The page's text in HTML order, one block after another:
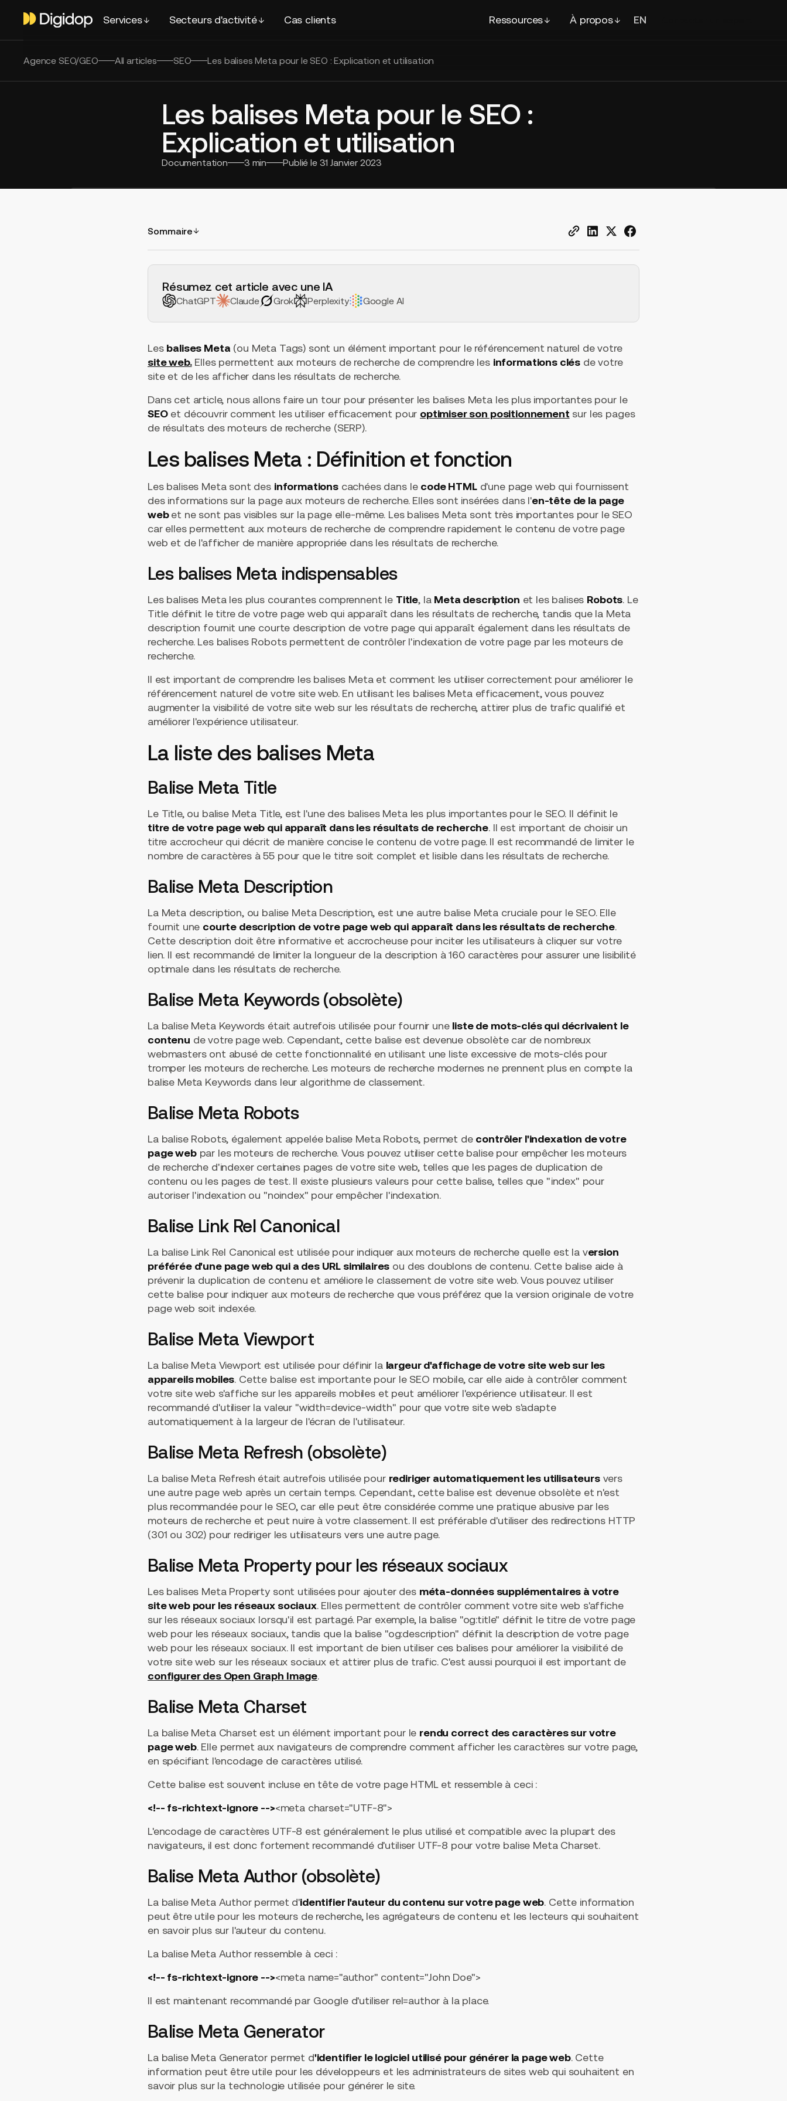
Services Secteurs d'activité Cas clients Ressources À propos EN
Agence SEO/GEO All articles SEO Les balises Meta pour le SEO : Explication et utilisation
Les balises Meta pour le SEO :
Explication et utilisation
Documentation 3 min Publié le 31 Janvier 2023
Sommaire
H2 Example
Résumez cet article avec une IA
ChatGPT Claude Grok Perplexity Google AI
Les balises Meta (ou Meta Tags) sont un élément important pour le référencement naturel de votre
site web.Elles permettent aux moteurs de recherche de comprendre les informations clés de votre
site et de les afficher dans les résultats de recherche.
Dans cet article, nous allons faire un tour pour présenter les balises Meta les plus importantes pour le
SEOet découvrir comment les utiliser efficacement pour optimiser son positionnement sur les pages
de résultats des moteurs de recherche (SERP).
Les balises Meta : Définition et fonction
Les balises Meta sont des informationscachées dans le code HTMLd'une page web qui fournissent
des informations sur la page aux moteurs de recherche. Elles sont insérées dans l'en-tête de la page
webet ne sont pas visibles sur la page elle-même. Les balises Meta sont très importantes pour le SEO
car elles permettent aux moteurs de recherche de comprendre rapidement le contenu de votre page
web et de l'afficher de manière appropriée dans les résultats de recherche.
Les balises Meta indispensables
Les balises Meta les plus courantes comprennent le Title, la Meta description et les balises Robots. Le
Title définit le titre de votre page web qui apparaît dans les résultats de recherche, tandis que la Meta
description fournit une courte description de votre page qui apparaît également dans les résultats de
recherche. Les balises Robots permettent de contrôler l'indexation de votre page par les moteurs de
recherche.
Il est important de comprendre les balises Meta et comment les utiliser correctement pour améliorer le
référencement naturel de votre site web. En utilisant les balises Meta efficacement, vous pouvez
augmenter la visibilité de votre site web sur les résultats de recherche, attirer plus de trafic qualifié et
améliorer l'expérience utilisateur.
La liste des balises Meta
Balise Meta Title
Le Title, ou balise Meta Title, est l'une des balises Meta les plus importantes pour le SEO. Il définit le
titre de votre page web qui apparaît dans les résultats de recherche. Il est important de choisir un
titre accrocheur qui décrit de manière concise le contenu de votre page. Il est recommandé de limiter le
nombre de caractères à 55 pour que le titre soit complet et lisible dans les résultats de recherche.
Balise Meta Description
La Meta description, ou balise Meta Description, est une autre balise Meta cruciale pour le SEO. Elle
fournit une courte description de votre page web qui apparaît dans les résultats de recherche.
Cette description doit être informative et accrocheuse pour inciter les utilisateurs à cliquer sur votre
lien. Il est recommandé de limiter la longueur de la description à 160 caractères pour assurer une lisibilité
optimale dans les résultats de recherche.
Balise Meta Keywords (obsolète)
La balise Meta Keywords était autrefois utilisée pour fournir une liste de mots-clés qui décrivaient le
contenu de votre page web. Cependant, cette balise est devenue obsolète car de nombreux
webmasters ont abusé de cette fonctionnalité en utilisant une liste excessive de mots-clés pour
tromper les moteurs de recherche. Les moteurs de recherche modernes ne prennent plus en compte la
balise Meta Keywords dans leur algorithme de classement.
Balise Meta Robots
La balise Robots, également appelée balise Meta Robots, permet de contrôler l'indexation de votre
page webpar les moteurs de recherche. Vous pouvez utiliser cette balise pour empêcher les moteurs
de recherche d'indexer certaines pages de votre site web, telles que les pages de duplication de
contenu ou les pages de test. Il existe plusieurs valeurs pour cette balise, telles que "index" pour
autoriser l'indexation ou "noindex" pour empêcher l'indexation.
Balise Link Rel Canonical
La balise Link Rel Canonical est utilisée pour indiquer aux moteurs de recherche quelle est la version
préférée d'une page web qui a des URL similaires ou des doublons de contenu. Cette balise aide à
prévenir la duplication de contenu et améliore le classement de votre site web. Vous pouvez utiliser
cette balise pour indiquer aux moteurs de recherche que vous préférez que la version originale de votre
page web soit indexée.
Balise Meta Viewport
La balise Meta Viewport est utilisée pour définir la largeur d'affichage de votre site web sur les
appareils mobiles. Cette balise est importante pour le SEO mobile, car elle aide à contrôler comment
votre site web s'affiche sur les appareils mobiles et peut améliorer l'expérience utilisateur. Il est
recommandé d'utiliser la valeur "width=device-width" pour que votre site web s'adapte
automatiquement à la largeur de l'écran de l'utilisateur.
Balise Meta Refresh (obsolète)
La balise Meta Refresh était autrefois utilisée pour rediriger automatiquement les utilisateursvers
une autre page web après un certain temps. Cependant, cette balise est devenue obsolète et n'est
plus recommandée pour le SEO, car elle peut être considérée comme une pratique abusive par les
moteurs de recherche et peut nuire à votre classement. Il est préférable d'utiliser des redirections HTTP
(301 ou 302) pour rediriger les utilisateurs vers une autre page.
Balise Meta Property pour les réseaux sociaux
Les balises Meta Property sont utilisées pour ajouter des méta-données supplémentaires à votre
site web pour les réseaux sociaux. Elles permettent de contrôler comment votre site web s'affiche
sur les réseaux sociaux lorsqu'il est partagé. Par exemple, la balise "og:title" définit le titre de votre page
web pour les réseaux sociaux, tandis que la balise "og:description" définit la description de votre page
web pour les réseaux sociaux. Il est important de bien utiliser ces balises pour améliorer la visibilité de
votre site web sur les réseaux sociaux et attirer plus de trafic. C'est aussi pourquoi il est important de
configurer des Open Graph Image.
Balise Meta Charset
La balise Meta Charset est un élément important pour le rendu correct des caractères sur votre
page web. Elle permet aux navigateurs de comprendre comment afficher les caractères sur votre page,
en spécifiant l'encodage de caractères utilisé.
Cette balise est souvent incluse en tête de votre page HTML et ressemble à ceci :
<!-- fs-richtext-ignore --><meta charset="UTF-8">
L'encodage de caractères UTF-8 est généralement le plus utilisé et compatible avec la plupart des
navigateurs, il est donc fortement recommandé d'utiliser UTF-8 pour votre balise Meta Charset.
Balise Meta Author (obsolète)
La balise Meta Author permet d'identifier l'auteur du contenu sur votre page web. Cette information
peut être utile pour les moteurs de recherche, les agrégateurs de contenu et les lecteurs qui souhaitent
en savoir plus sur l'auteur du contenu.
La balise Meta Author ressemble à ceci :
<!-- fs-richtext-ignore --><meta name="author" content="John Doe">
Il est maintenant recommandé par Google d'utiliser rel=author à la place.
Balise Meta Generator
La balise Meta Generator permet d'identifier le logiciel utilisé pour générer la page web. Cette
information peut être utile pour les développeurs et les administrateurs de sites web qui souhaitent en
savoir plus sur la technologie utilisée pour générer le site.